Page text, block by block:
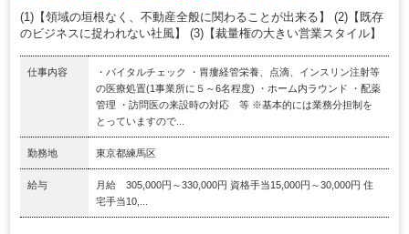
(1)【領域の垣根なく、不動産全般に関わることが出来る】 (2)【既存
のビジネスに捉われない社風】 (3)【裁量権の大きい営業スタイル】
仕事内容
・バイタルチェック ・胃瘻経管栄養、点滴、インスリン注射等
の医療処置(1事業所に５～6名程度) ・ホーム内ラウンド ・配薬
管理 ・訪問医の来設時の対応 等 ※基本的には業務分担制を
とっていますので...
勤務地 東京都練馬区
給与
月給 305,000円～330,000円 資格手当15,000円～30,000円 住
宅手当10,...